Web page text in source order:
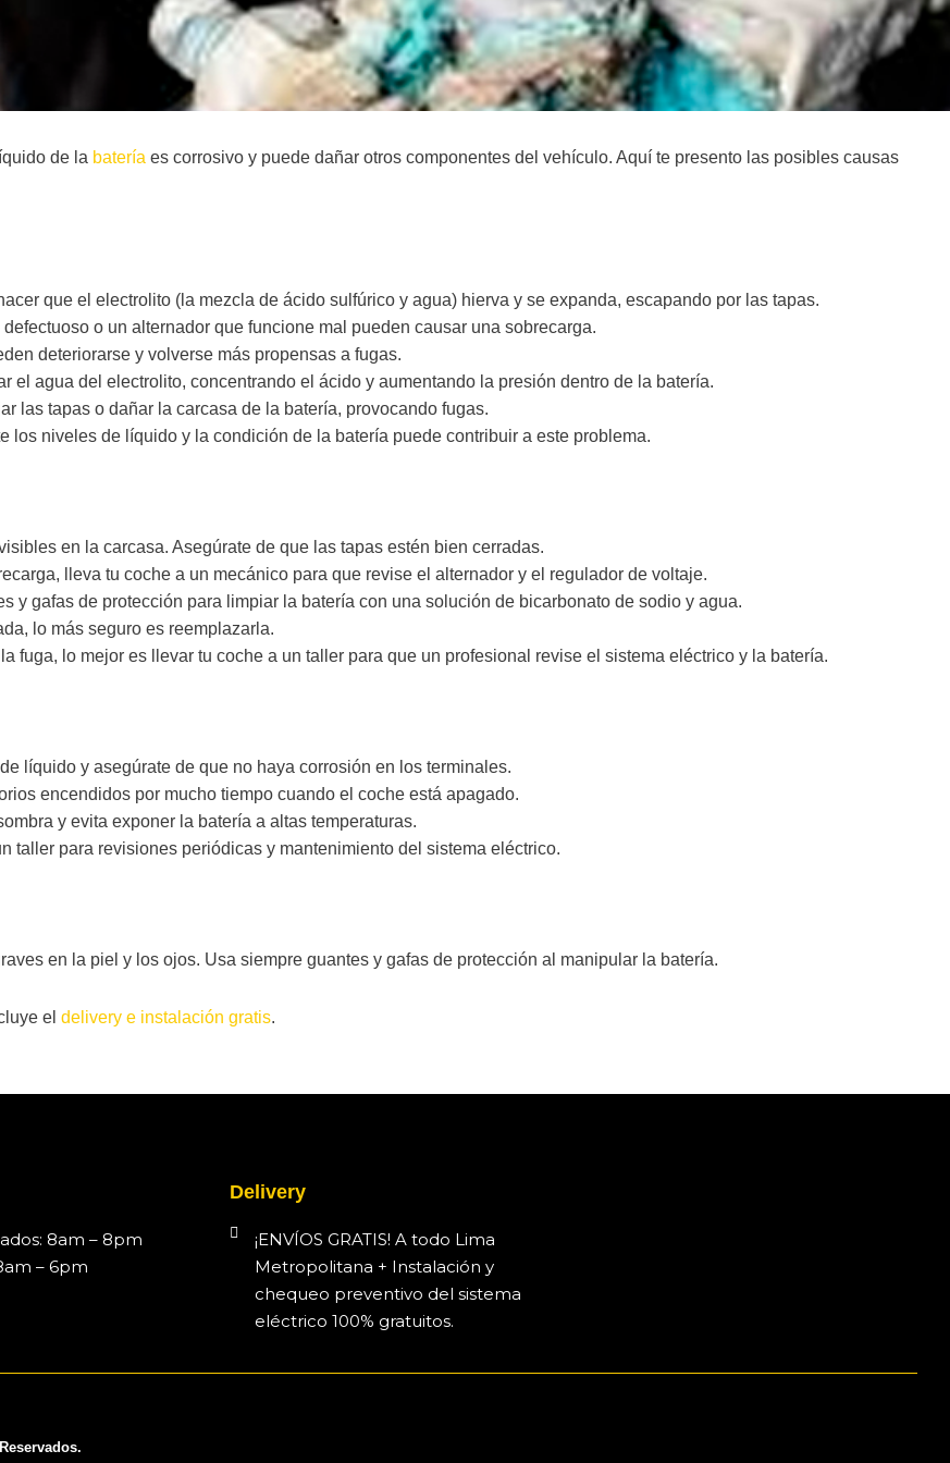
de la batería es corrosivo y puede dañar otros componentes del vehículo. Aquí te presento las posibles causas
que el electrolito (la mezcla de ácido sulfúrico y agua) hierva y se expanda, escapando por las tapas.
o un alternador que funcione mal pueden causar una sobrecarga.
deteriorarse y volverse más propensas a fugas.
el agua del electrolito, concentrando el ácido y aumentando la presión dentro de la batería.
las tapas o dañar la carcasa de la batería, provocando fugas.
los niveles de líquido y la condición de la batería puede contribuir a este problema.
en la carcasa. Asegúrate de que las tapas estén bien cerradas.
lleva tu coche a un mecánico para que revise el alternador y el regulador de voltaje.
y gafas de protección para limpiar la batería con una solución de bicarbonato de sodio y agua.
lo más seguro es reemplazarla.
fuga, lo mejor es llevar tu coche a un taller para que un profesional revise el sistema eléctrico y la batería.
líquido y asegúrate de que no haya corrosión en los terminales.
encendidos por mucho tiempo cuando el coche está apagado.
y evita exponer la batería a altas temperaturas.
taller para revisiones periódicas y mantenimiento del sistema eléctrico.
en la piel y los ojos. Usa siempre guantes y gafas de protección al manipular la batería.
el delivery e instalación gratis.
8am – 8pm
– 6pm
Delivery
¡ENVÍOS GRATIS! A todo Lima
Metropolitana + Instalación y
chequeo preventivo del sistema
eléctrico 100% gratuitos.